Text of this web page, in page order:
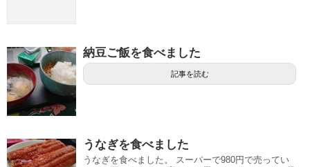
納豆ご飯を食べました
記事を読む
うなぎを食べました
うなぎを食べました。 スーパーで980円で売ってい